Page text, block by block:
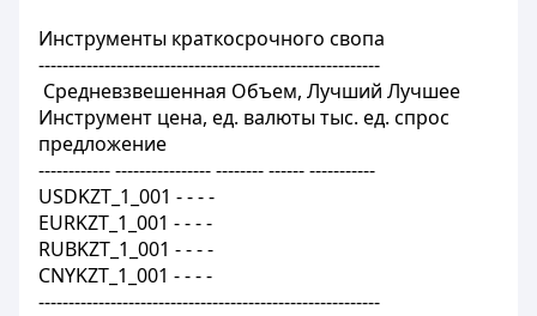
Инструменты краткосрочного свопа
---------------------------------------------------------
Средневзвешенная Объем, Лучший Лучшее
Инструмент цена, ед. валюты тыс. ед. спрос
предложение
------------ ---------------- -------- ------ -----------
USDKZT_1_001 - - - -
EURKZT_1_001 - - - -
RUBKZT_1_001 - - - -
CNYKZT_1_001 - - - -
---------------------------------------------------------